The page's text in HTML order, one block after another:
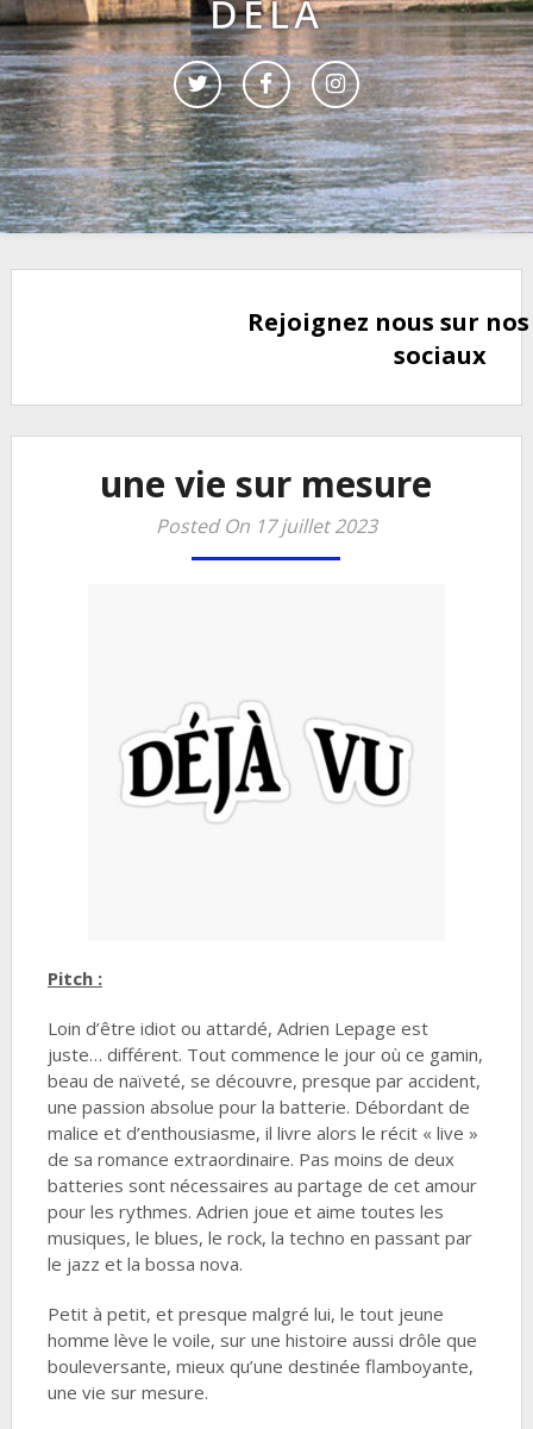
DELÀ
Rejoignez nous sur
sociaux
une vie sur mesure
Posted On 17 juillet 2023
Pitch :
Loin d’être idiot ou attardé, Adrien Lepage est
juste… différent. Tout commence le jour où ce gamin,
beau de naïveté, se découvre, presque par accident,
une passion absolue pour la batterie. Débordant de
malice et d’enthousiasme, il livre alors le récit « live »
de sa romance extraordinaire. Pas moins de deux
batteries sont nécessaires au partage de cet amour
pour les rythmes. Adrien joue et aime toutes les
musiques, le blues, le rock, la techno en passant par
le jazz et la bossa nova.
Petit à petit, et presque malgré lui, le tout jeune
homme lève le voile, sur une histoire aussi drôle que
bouleversante, mieux qu’une destinée flamboyante,
une vie sur mesure.